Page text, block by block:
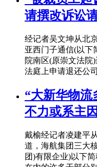
请撰改诉讼
经记者吴文坤从北
亚西门子通信(以下
院南区(原崇文法院
法庭上申请退还公司
“大新华物流
不力或系主
戴榆经记者凌建平
道，海航集团三大
团)有限企业)以下